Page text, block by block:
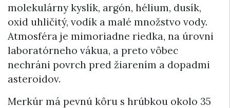
molekulárny kyslík, argón, hélium, dusík,
oxid uhličitý, vodík a malé množstvo vody.
Atmosféra je mimoriadne riedka, na úrovni
laboratórneho vákua, a preto vôbec
nechráni povrch pred žiarením a dopadmi
asteroidov.
Merkúr má pevnú kôru s hrúbkou okolo 35